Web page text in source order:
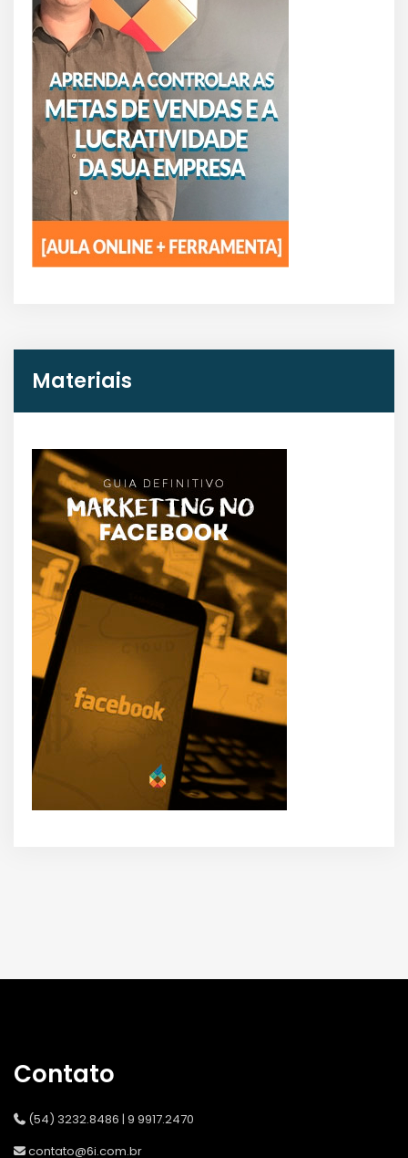
Materiais
Contato
(54) 3232.8486 | 9 9917.2470
contato@6i.com.br